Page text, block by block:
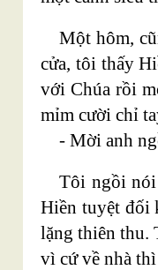
Một hôm,
cửa, tôi thấy
với Chúa rồi
mỉm cười chỉ
- Mời anh
Tôi ngồi nói
Hiền tuyệt đối
lặng thiên thu.
vì cứ về nhà